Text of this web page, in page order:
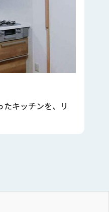
キッチンを、リ